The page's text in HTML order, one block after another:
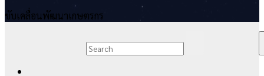
ขับเคลื่อนพัฒนาเกษตรกร